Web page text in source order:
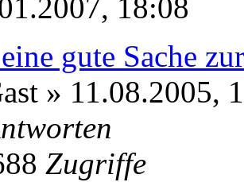
18:08
gute Sache
» 11.08.2005,
Zugriffe